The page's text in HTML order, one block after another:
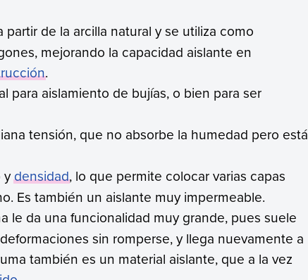
partir de la arcilla natural y se utiliza como
mejorando la capacidad aislante en
.
para aislamiento de bujías, o bien para ser
tensión, que no absorbe la humedad pero está
ydensidad, lo que permite colocar varias capas
Es también un aislante muy impermeable.
le da una funcionalidad muy grande, pues suele
sin romperse, y llega nuevamente a
también es un material aislante, que a la vez